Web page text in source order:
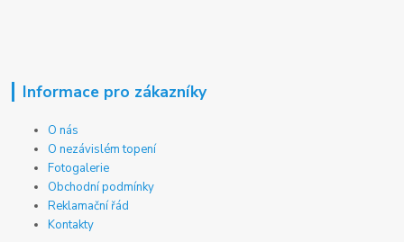
Informace pro zákazníky
O nás
O nezávislém topení
Fotogalerie
Obchodní podmínky
Reklamační řád
Kontakty